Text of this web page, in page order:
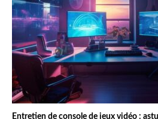
Entretien de console de jeux vidéo :